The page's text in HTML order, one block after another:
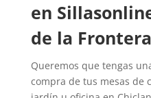
en
de la Frontera
Queremos que tengas
compra de tus mesas de